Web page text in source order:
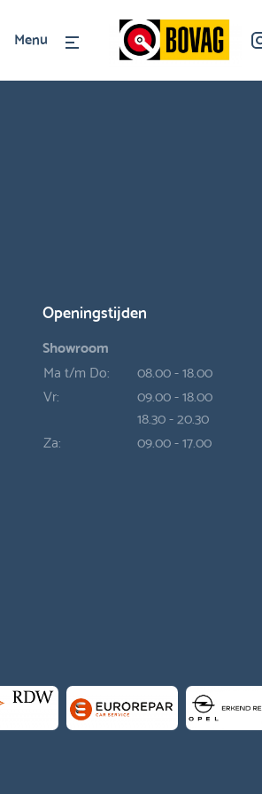
Menu
Openingstijden
Showroom
Ma t/m Do:
08.00 - 18.00
Vr:
09.00 - 18.00
18.30 - 20.30
Za:
09.00 - 17.00